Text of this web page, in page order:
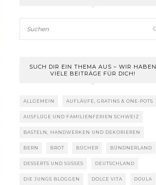
SUCH DIR EIN THEMA AUS – WIR HABEN
VIELE BEITRÄGE FÜR DICH!
ALLGEMEIN AUFLÄUFE, GRATINS & ONE-POTS
AUSFLÜGE UND FAMILIENFERIEN SCHWEIZ
BASTELN, HANDWERKEN UND DEKORIEREN
BERN BROT BÜCHER BÜNDNERLAND
DESSERTS UND SÜSSES DEUTSCHLAND
DIE JUNGS BLOGGEN DOLCE VITA DOULA